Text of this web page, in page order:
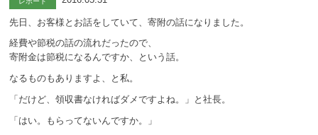
先日、お客様とお話をしていて、寄附の話になりました。
経費や節税の話の流れだったので、
寄附金は節税になるんですか、という話。
なるものもありますよ、と私。
「だけど、領収書なければダメですよね。」と社長。
「はい。もらってないんですか。」